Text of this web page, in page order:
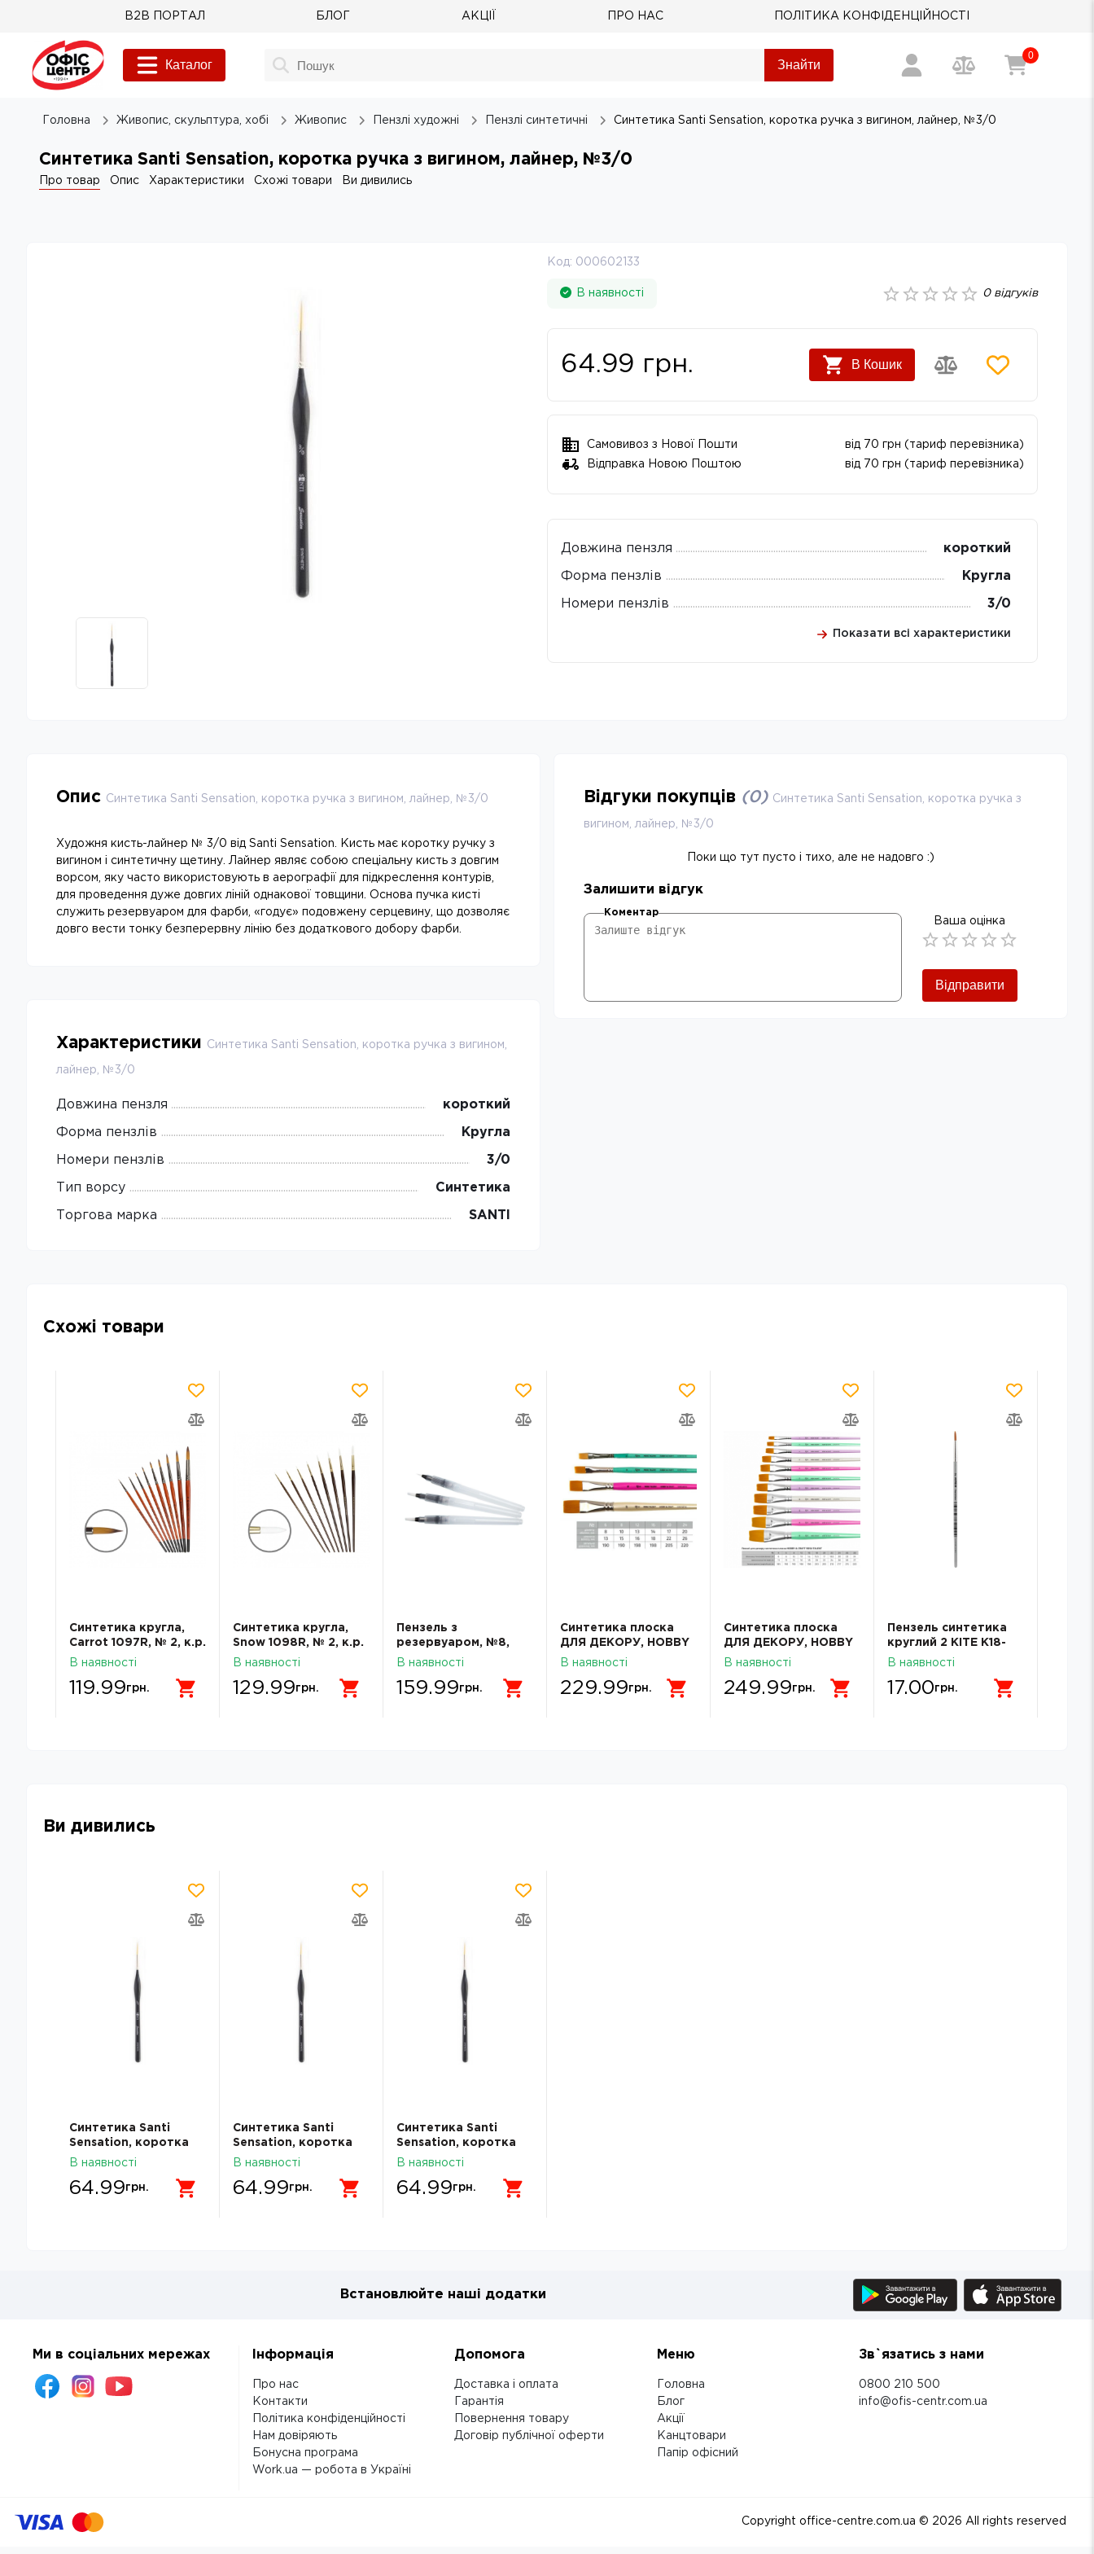
B2B ПОРТАЛ БЛОГ АКЦІЇ ПРО НАС ПОЛІТИКА КОНФІДЕНЦІЙНОСТІ
Каталог Знайти
0
Головна Живопис, скульптура, хобі Живопис Пензлі художні Пензлі синтетичні Синтетика Santi Sensation, коротка ручка з вигином, лайнер, №3/0
Синтетика Santi Sensation, коротка ручка з вигином, лайнер, №3/0
Про товар Опис Характеристики Схожі товари Ви дивились
Код: 000602133
В наявності 0відгуків
64.99 грн. В Кошик
Самовивоз з Нової Пошти
від 70 грн (тариф перевізника)
Відправка Новою Поштою
від 70 грн (тариф перевізника)
Довжина пензля короткий
Форма пензлів Кругла
Номери пензлів 3/0
Показати всі характеристики
Опис Синтетика Santi Sensation, коротка ручка з вигином, лайнер, №3/0
Художня кисть-лайнер № 3/0 від Santi Sensation. Кисть має коротку ручку з
вигином і синтетичну щетину. Лайнер являє собою спеціальну кисть з довгим
ворсом, яку часто використовують в аерографії для підкреслення контурів,
для проведення дуже довгих ліній однакової товщини. Основа пучка кисті
служить резервуаром для фарби, «годує» подовжену серцевину, що дозволяє
довго вести тонку безперервну лінію без додаткового добору фарби.
Характеристики Синтетика Santi Sensation, коротка ручка з вигином,
лайнер, №3/0
Довжина пензля короткий
Форма пензлів Кругла
Номери пензлів 3/0
Тип ворсу Синтетика
Торгова марка SANTI
Відгуки покупців (0) Синтетика Santi Sensation, коротка ручка з
вигином, лайнер, №3/0
Поки що тут пусто і тихо, але не надовго :)
Залишити відгук
Коментар
Ваша оцінка
Відправити
Схожі товари
Синтетика кругла,
Carrot 1097R, № 2, к.р.
пензель KOLOS
В наявності
119.99грн.
Синтетика кругла,
Snow 1098R, № 2, к.р.
пензель KOLOS
В наявності
129.99грн.
Пензель з
резервуаром, №8,
(12829), ROSA Studio
В наявності
159.99грн.
Синтетика плоска
ДЛЯ ДЕКОРУ, HOBBY
& CRAFT, 24, к.р.
В наявності
229.99грн.
Синтетика плоска
ДЛЯ ДЕКОРУ, HOBBY
& CRAFT, 22, к.р.
В наявності
249.99грн.
Пензель синтетика
круглий 2 KITE K18-
340-SN-2
В наявності
17.00грн.
Ви дивились
Синтетика Santi
Sensation, коротка
ручка з вигином,
В наявності
64.99 грн.
Синтетика Santi
Sensation, коротка
ручка з вигином,
В наявності
64.99 грн.
Синтетика Santi
Sensation, коротка
ручка з вигином,
В наявності
64.99 грн.
Встановлюйте наші додатки
Ми в соціальних мережах Інформація
Про нас
Контакти
Політика конфіденційності
Нам довіряють
Бонусна програма
Work.ua — робота в Україні
Допомога
Доставка і оплата
Гарантія
Повернення товару
Договір публічної оферти
Меню
Головна
Блог
Акції
Канцтовари
Папір офісний
Зв`язатись з нами
0800 210 500
info@ofis-centr.com.ua
Copyright office-centre.com.ua © 2026 All rights reserved